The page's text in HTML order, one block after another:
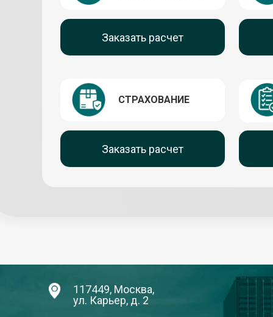
Заказать расчет
СТРАХОВАНИЕ
Заказать расчет
117449, Москва,
ул. Карьер, д. 2